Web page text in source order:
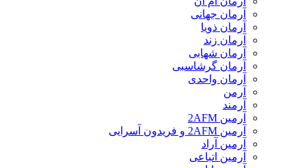
آرمان جهانی
آرمان ذویا
آرمان زند
آرمان شهابی
آرمان گرشاسبی
آرمان واحدی
آرمن
آرمند
آرمین 2AFM
آرمین 2AFM و فریدون آسرایی
آرمین آراد
آرمین اتباعی